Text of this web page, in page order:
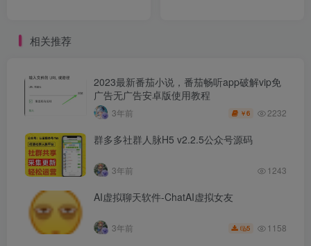
相关推荐
2023最新番茄小说，番茄畅听app破解vip免
广告无广告安卓版使用教程
3年前 ￥6 2232
群多多社群人脉H5 v2.2.5公众号源码
3年前 1243
AI虚拟聊天软件-ChatAI虚拟女友
3年前 5 1158